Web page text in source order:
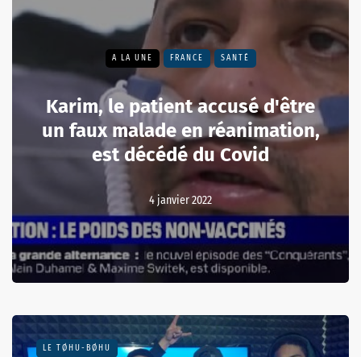
A LA UNE FRANCE SANTÉ
Karim, le patient accusé d'être
un faux malade en réanimation,
est décédé du Covid
4 janvier 2022
LE TØHU-BØHU